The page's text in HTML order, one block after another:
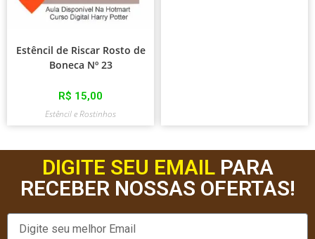
Estêncil de Riscar Rosto de
Boneca Nº 23
R$ 15,00
Estêncil e Rostinhos
DIGITE SEU EMAILPARA
RECEBER NOSSAS OFERTAS!